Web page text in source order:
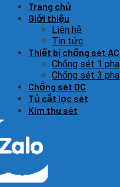
Trang chủ
Giới thiệu
Liên hệ
Tin tức
Thiết bị chống sét AC
Chống sét 1 pha
Chống sét 3 pha
Chống sét DC
Tủ cắt lọc sét
Kim thu sét